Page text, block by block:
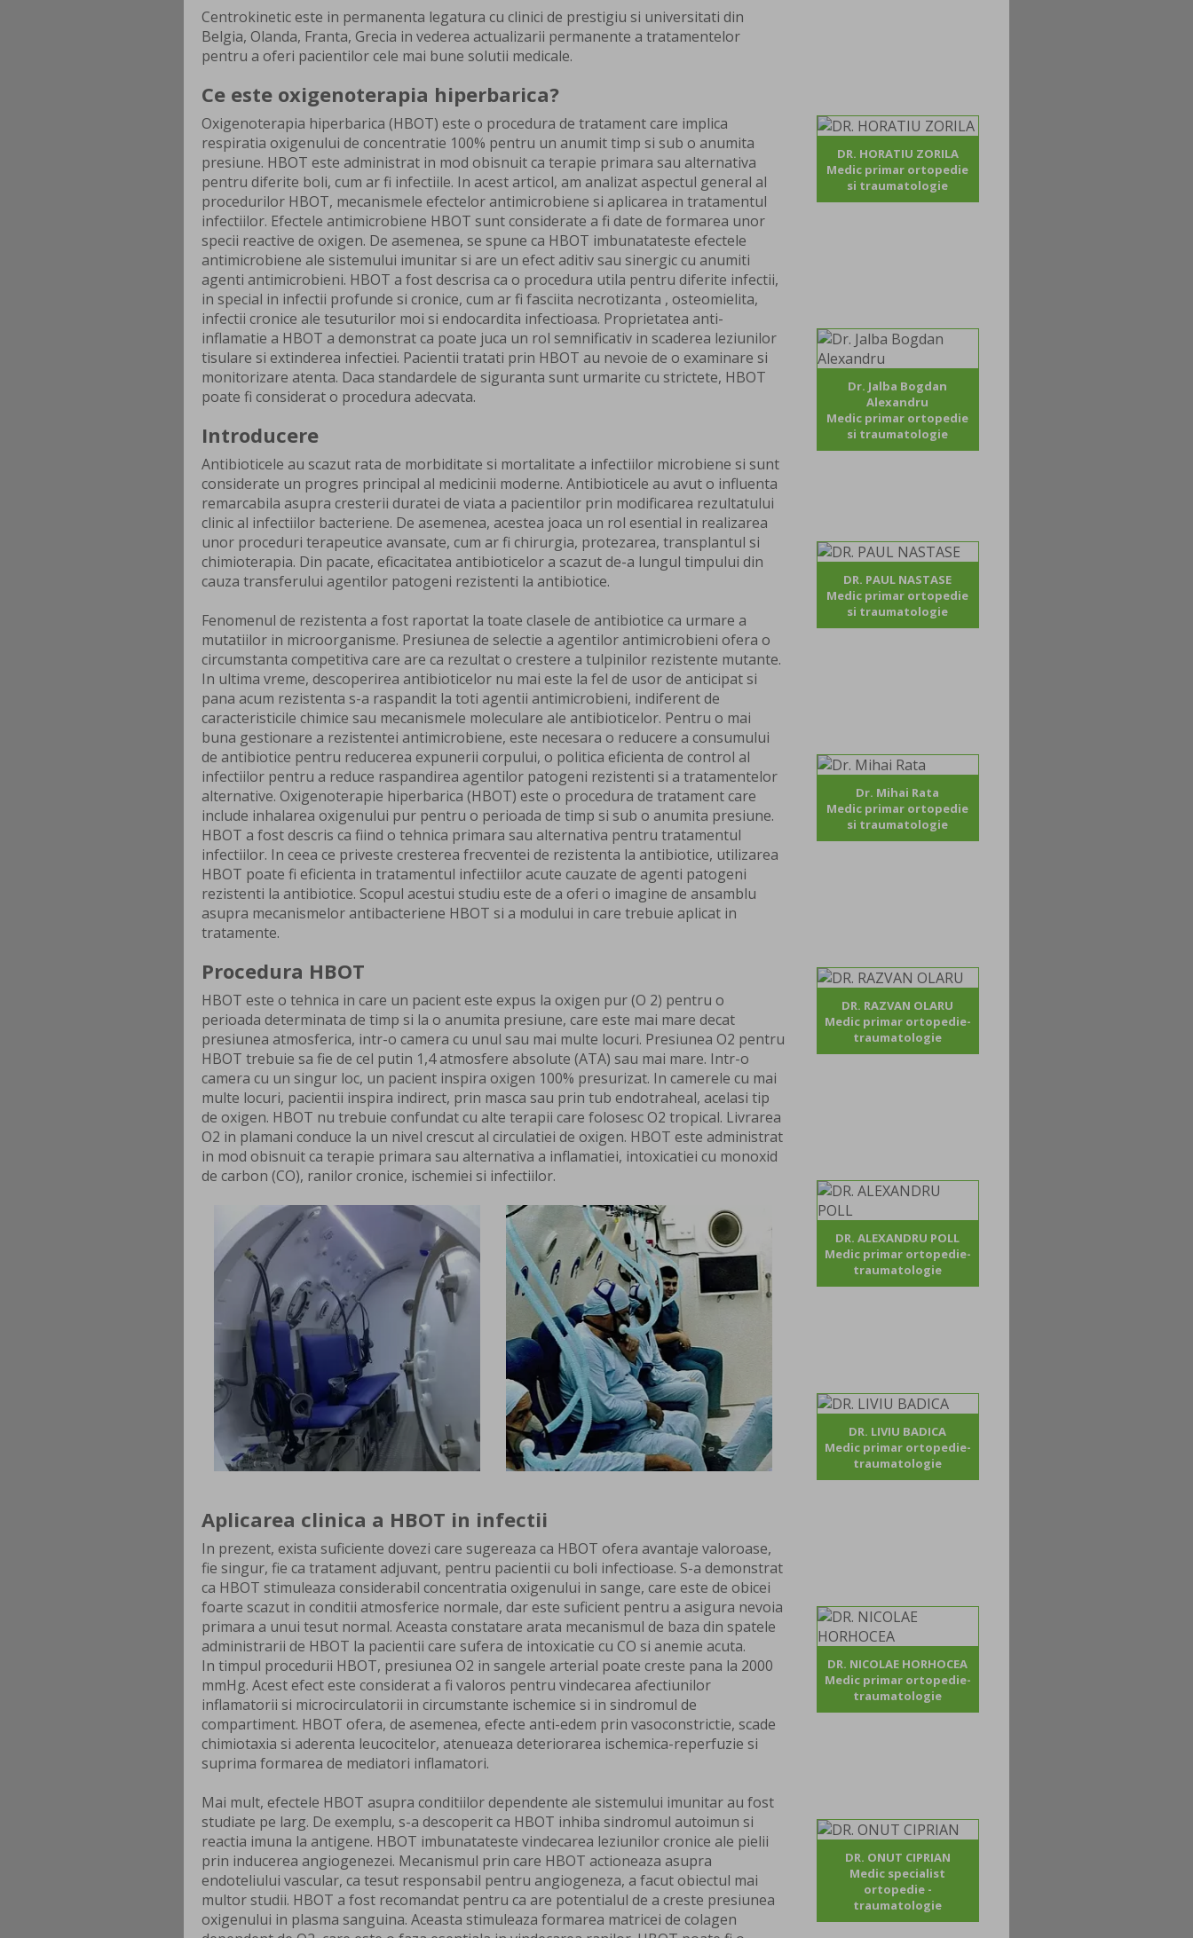
Centrokinetic este in permanenta legatura cu clinici de prestigiu si universitati din
Belgia, Olanda, Franta, Grecia in vederea actualizarii permanente a tratamentelor
pentru a oferi pacientilor cele mai bune solutii medicale.
Ce este oxigenoterapia hiperbarica?
Oxigenoterapia hiperbarica (HBOT) este o procedura de tratament care implica
respiratia oxigenului de concentratie 100% pentru un anumit timp si sub o anumita
presiune. HBOT este administrat in mod obisnuit ca terapie primara sau alternativa
pentru diferite boli, cum ar fi infectiile. In acest articol, am analizat aspectul general al
procedurilor HBOT, mecanismele efectelor antimicrobiene si aplicarea in tratamentul
infectiilor. Efectele antimicrobiene HBOT sunt considerate a fi date de formarea unor
specii reactive de oxigen. De asemenea, se spune ca HBOT imbunatateste efectele
antimicrobiene ale sistemului imunitar si are un efect aditiv sau sinergic cu anumiti
agenti antimicrobieni. HBOT a fost descrisa ca o procedura utila pentru diferite infectii,
in special in infectii profunde si cronice, cum ar fi fasciita necrotizanta , osteomielita,
infectii cronice ale tesuturilor moi si endocardita infectioasa. Proprietatea anti-
inflamatie a HBOT a demonstrat ca poate juca un rol semnificativ in scaderea leziunilor
tisulare si extinderea infectiei. Pacientii tratati prin HBOT au nevoie de o examinare si
monitorizare atenta. Daca standardele de siguranta sunt urmarite cu strictete, HBOT
poate fi considerat o procedura adecvata.
Introducere
Antibioticele au scazut rata de morbiditate si mortalitate a infectiilor microbiene si sunt
considerate un progres principal al medicinii moderne. Antibioticele au avut o influenta
remarcabila asupra cresterii duratei de viata a pacientilor prin modificarea rezultatului
clinic al infectiilor bacteriene. De asemenea, acestea joaca un rol esential in realizarea
unor proceduri terapeutice avansate, cum ar fi chirurgia, protezarea, transplantul si
chimioterapia. Din pacate, eficacitatea antibioticelor a scazut de-a lungul timpului din
cauza transferului agentilor patogeni rezistenti la antibiotice.
Fenomenul de rezistenta a fost raportat la toate clasele de antibiotice ca urmare a
mutatiilor in microorganisme. Presiunea de selectie a agentilor antimicrobieni ofera o
circumstanta competitiva care are ca rezultat o crestere a tulpinilor rezistente mutante.
In ultima vreme, descoperirea antibioticelor nu mai este la fel de usor de anticipat si
pana acum rezistenta s-a raspandit la toti agentii antimicrobieni, indiferent de
caracteristicile chimice sau mecanismele moleculare ale antibioticelor. Pentru o mai
buna gestionare a rezistentei antimicrobiene, este necesara o reducere a consumului
de antibiotice pentru reducerea expunerii corpului, o politica eficienta de control al
infectiilor pentru a reduce raspandirea agentilor patogeni rezistenti si a tratamentelor
alternative. Oxigenoterapie hiperbarica (HBOT) este o procedura de tratament care
include inhalarea oxigenului pur pentru o perioada de timp si sub o anumita presiune.
HBOT a fost descris ca fiind o tehnica primara sau alternativa pentru tratamentul
infectiilor. In ceea ce priveste cresterea frecventei de rezistenta la antibiotice, utilizarea
HBOT poate fi eficienta in tratamentul infectiilor acute cauzate de agenti patogeni
rezistenti la antibiotice. Scopul acestui studiu este de a oferi o imagine de ansamblu
asupra mecanismelor antibacteriene HBOT si a modului in care trebuie aplicat in
tratamente.
Procedura HBOT
HBOT este o tehnica in care un pacient este expus la oxigen pur (O 2) pentru o
perioada determinata de timp si la o anumita presiune, care este mai mare decat
presiunea atmosferica, intr-o camera cu unul sau mai multe locuri. Presiunea O2 pentru
HBOT trebuie sa fie de cel putin 1,4 atmosfere absolute (ATA) sau mai mare. Intr-o
camera cu un singur loc, un pacient inspira oxigen 100% presurizat. In camerele cu mai
multe locuri, pacientii inspira indirect, prin masca sau prin tub endotraheal, acelasi tip
de oxigen. HBOT nu trebuie confundat cu alte terapii care folosesc O2 tropical. Livrarea
O2 in plamani conduce la un nivel crescut al circulatiei de oxigen. HBOT este administrat
in mod obisnuit ca terapie primara sau alternativa a inflamatiei, intoxicatiei cu monoxid
de carbon (CO), ranilor cronice, ischemiei si infectiilor.
Aplicarea clinica a HBOT in infectii
In prezent, exista suficiente dovezi care sugereaza ca HBOT ofera avantaje valoroase,
fie singur, fie ca tratament adjuvant, pentru pacientii cu boli infectioase. S-a demonstrat
ca HBOT stimuleaza considerabil concentratia oxigenului in sange, care este de obicei
foarte scazut in conditii atmosferice normale, dar este suficient pentru a asigura nevoia
primara a unui tesut normal. Aceasta constatare arata mecanismul de baza din spatele
administrarii de HBOT la pacientii care sufera de intoxicatie cu CO si anemie acuta.
In timpul procedurii HBOT, presiunea O2 in sangele arterial poate creste pana la 2000
mmHg. Acest efect este considerat a fi valoros pentru vindecarea afectiunilor
inflamatorii si microcirculatorii in circumstante ischemice si in sindromul de
compartiment. HBOT ofera, de asemenea, efecte anti-edem prin vasoconstrictie, scade
chimiotaxia si aderenta leucocitelor, atenueaza deteriorarea ischemica-reperfuzie si
suprima formarea de mediatori inflamatori.
Mai mult, efectele HBOT asupra conditiilor dependente ale sistemului imunitar au fost
studiate pe larg. De exemplu, s-a descoperit ca HBOT inhiba sindromul autoimun si
reactia imuna la antigene. HBOT imbunatateste vindecarea leziunilor cronice ale pielii
prin inducerea angiogenezei. Mecanismul prin care HBOT actioneaza asupra
endoteliului vascular, ca tesut responsabil pentru angiogeneza, a facut obiectul mai
multor studii. HBOT a fost recomandat pentru ca are potentialul de a creste presiunea
oxigenului in plasma sanguina. Aceasta stimuleaza formarea matricei de colagen
DR. HORATIU ZORILA
Medic primar ortopedie
si traumatologie
Dr. Jalba Bogdan
Alexandru
Medic primar ortopedie
si traumatologie
DR. PAUL NASTASE
Medic primar ortopedie
si traumatologie
Dr. Mihai Rata
Medic primar ortopedie
si traumatologie
DR. RAZVAN OLARU
Medic primar ortopedie-
traumatologie
DR. ALEXANDRU POLL
Medic primar ortopedie-
traumatologie
DR. LIVIU BADICA
Medic primar ortopedie-
traumatologie
DR. NICOLAE HORHOCEA
Medic primar ortopedie-
traumatologie
DR. ONUT CIPRIAN
Medic specialist
ortopedie -
traumatologie